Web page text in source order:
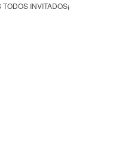
TODOS INVITADOS¡